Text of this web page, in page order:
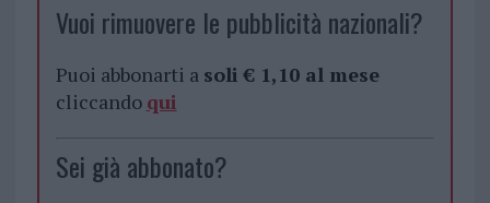
Vuoi rimuovere le pubblicità nazionali?
Puoi abbonarti a soli € 1,10 al mese
cliccando qui
Sei già abbonato?